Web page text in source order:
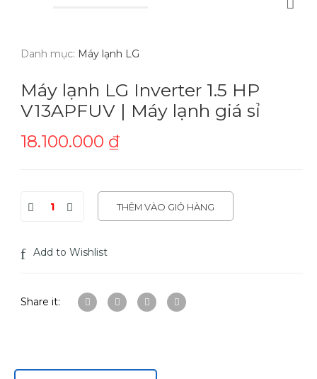
Danh mục: Máy lạnh LG
Máy lạnh LG Inverter 1.5 HP
V13APFUV | Máy lạnh giá sỉ
18.100.000 ₫
THÊM VÀO GIỎ HÀNG
Add to Wishlist
Share it: